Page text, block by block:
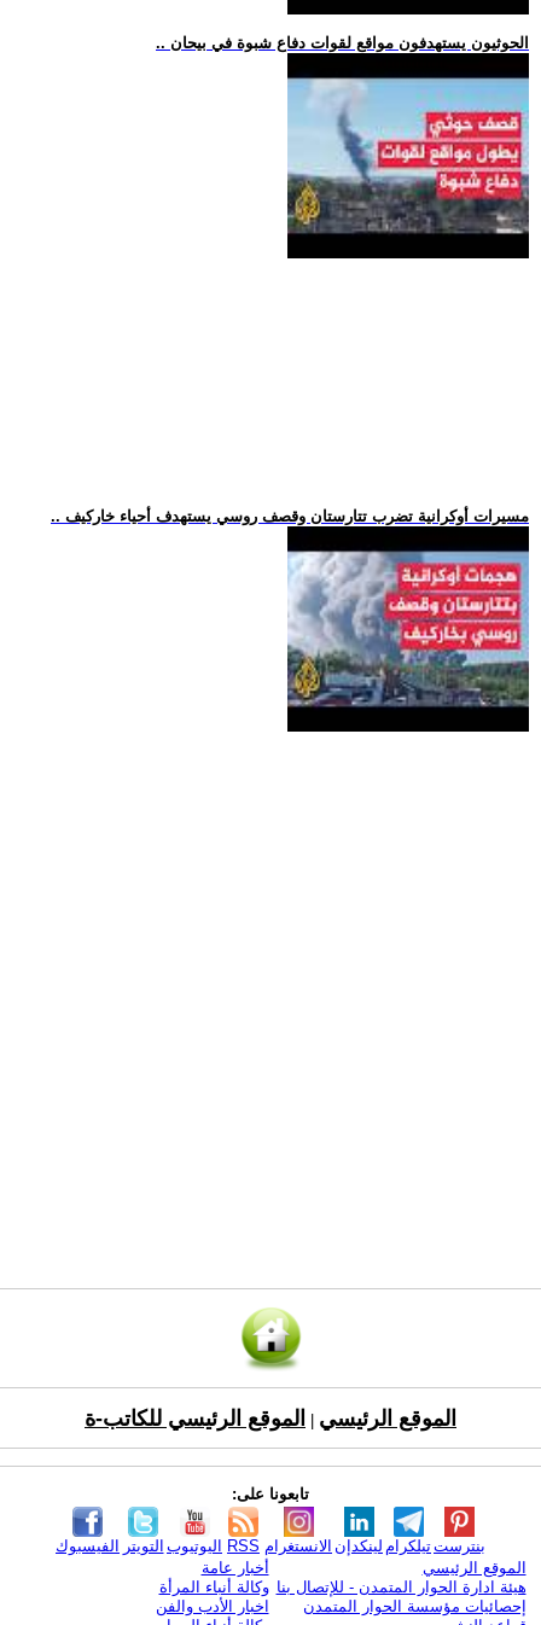
.. الحوثيون يستهدفون مواقع لقوات دفاع شبوة في بيحان
.. مسيرات أوكرانية تضرب تتارستان وقصف روسي يستهدف أحياء خاركيف
الموقع الرئيسي الموقع الرئيسي للكاتب-ة
تابعونا على:
الفيسبوك التويتر اليوتيوب RSS الانستغرام لينكدإن تيلكرامبنترست
الموقع الرئيسي
هيئة ادارة الحوار المتمدن - للإتصال بنا
إحصائيات مؤسسة الحوار المتمدن
أخبار عامة
وكالة أنباء المرأة
اخبار الأدب والفن